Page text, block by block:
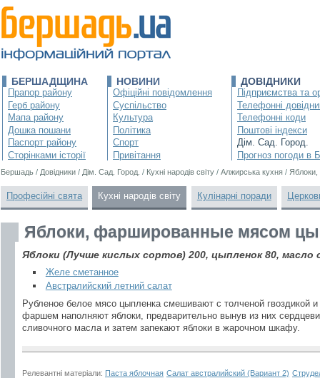
БЕРШАДЩИНА
Прапор району
Герб району
Мапа району
Дошка пошани
Паспорт району
Сторінками історії
НОВИНИ
Офіційні повідомлення
Суспільство
Культура
Політика
Спорт
Привітання
ДОВІДНИКИ
Підприємства та
Телефонні
Телефонні коди
Поштові індекси
Дім. Сад. Город.
Прогноз погоди в
Бершадь / Довідники / Дім. Сад. Город. / Кухні народів світу / Алжирська кухня /
Професійні свята Кухні народів світу Кулінарні поради
Яблоки, фаршированные мясом
Яблоки (Лучше кислых сортов) 200, цыпленок 80, масло
Желе сметанное
Австралийский летний салат
Рубленое белое мясо цыпленка смешивают с толченой гвоздикой
фаршем наполняют яблоки, предварительно вынув из них
сливочного масла и затем запекают яблоки в жарочном шкафу.
Релевантні матеріали: Паста яблочная Салат австралийский (Вариант 2)